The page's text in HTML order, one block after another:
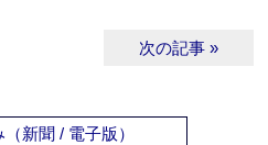
次の記事 »
新聞 / 電子版）